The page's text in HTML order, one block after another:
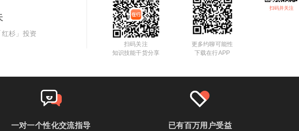
扫码并关注
红杉」投资
扫码关注
知识技能干货分享
更多约聊可能性
下载在行APP
一对一个性化交流指导 已有百万用户受益